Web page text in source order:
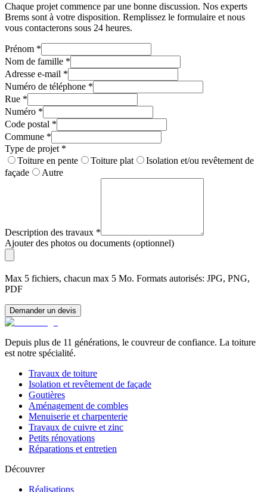
Chaque projet commence par une bonne discussion. Nos experts
Brems sont à votre disposition. Remplissez le formulaire et nous
vous contacterons sous 24 heures.
Prénom *
Nom de famille *
Adresse e-mail *
Numéro de téléphone *
Rue *
Numéro *
Code postal *
Commune *
Type de projet *
Toiture en pente
Toiture plat
Isolation et/ou revêtement de
façade
Autre
Description des travaux *
Ajouter des photos ou documents (optionnel)
Max 5 fichiers, chacun max 5 Mo. Formats autorisés: JPG, PNG,
PDF
Demander un devis
Depuis plus de 11 générations, le couvreur de confiance. La toiture
est notre spécialité.
Travaux de toiture
Isolation et revêtement de façade
Goutières
Aménagement de combles
Menuiserie et charpenterie
Travaux de cuivre et zinc
Petits rénovations
Réparations et entretien
Découvrer
Réalisations